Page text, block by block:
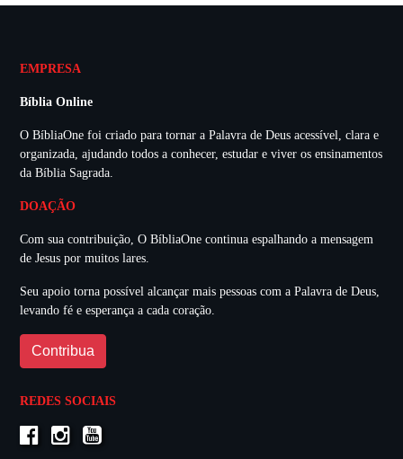
EMPRESA
Bíblia Online
O BíbliaOne foi criado para tornar a Palavra de Deus acessível, clara e
organizada, ajudando todos a conhecer, estudar e viver os ensinamentos
da Bíblia Sagrada.
DOAÇÃO
Com sua contribuição, O BíbliaOne continua espalhando a mensagem
de Jesus por muitos lares.
Seu apoio torna possível alcançar mais pessoas com a Palavra de Deus,
levando fé e esperança a cada coração.
Contribua
REDES SOCIAIS